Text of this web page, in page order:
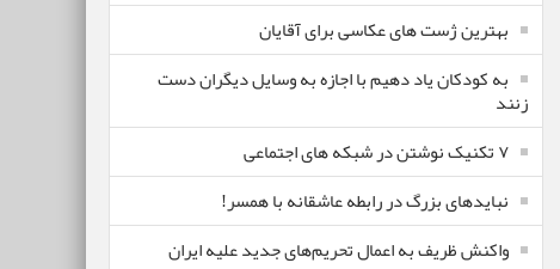
بهترین ژست های عکاسی برای آقایان
به کودکان یاد دهیم با اجازه به وسایل دیگران دست
زنند
۷ تکنیک نوشتن در شبکه های اجتماعی
نبایدهای بزرگ در رابطه عاشقانه با همسر!
واکنش ظریف به اعمال تحریم‌های جدید علیه ایران